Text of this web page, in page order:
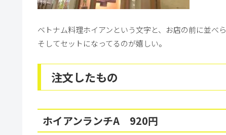
ベトナム料理ホイアンという文字と、お店の前に並べ
そしてセットになってるのが嬉しい。
注文したもの
ホイアンランチA 920円